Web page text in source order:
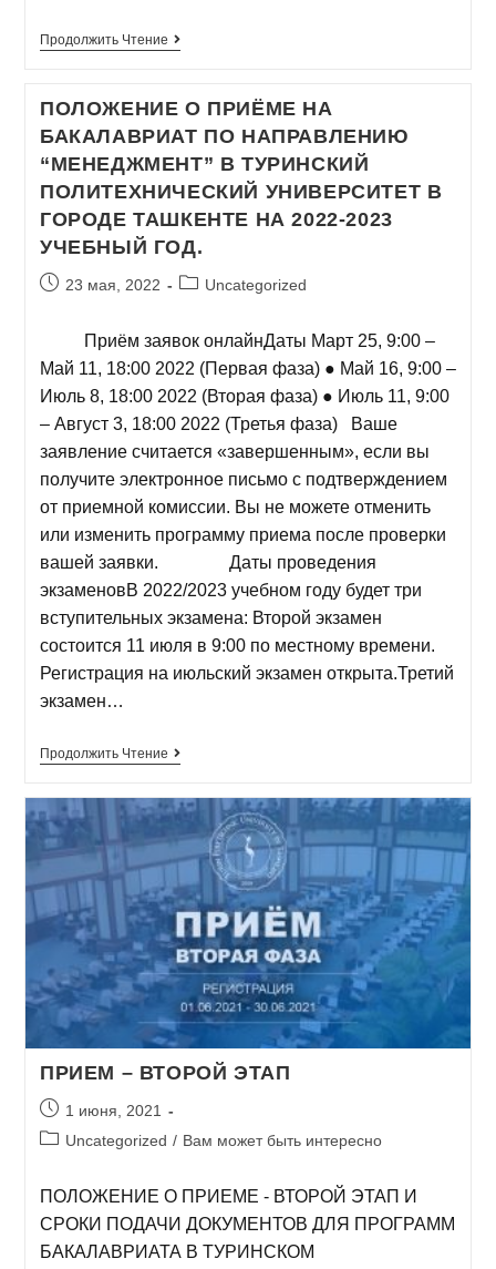
Продолжить Чтение
ПОЛОЖЕНИЕ О ПРИЁМЕ НА
БАКАЛАВРИАТ ПО НАПРАВЛЕНИЮ
“МЕНЕДЖМЕНТ” В ТУРИНСКИЙ
ПОЛИТЕХНИЧЕСКИЙ УНИВЕРСИТЕТ В
ГОРОДЕ ТАШКЕНТЕ НА 2022-2023
УЧЕБНЫЙ ГОД.
23 мая, 2022 Uncategorized
Приём заявок онлайнДаты Март 25, 9:00 –
Май 11, 18:00 2022 (Первая фаза) ● Май 16, 9:00 –
Июль 8, 18:00 2022 (Вторая фаза) ● Июль 11, 9:00
– Август 3, 18:00 2022 (Третья фаза) Ваше
заявление считается «завершенным», если вы
получите электронное письмо с подтверждением
от приемной комиссии. Вы не можете отменить
или изменить программу приема после проверки
вашей заявки. Даты проведения
экзаменовВ 2022/2023 учебном году будет три
вступительных экзамена: Второй экзамен
состоится 11 июля в 9:00 по местному времени.
Регистрация на июльский экзамен открыта.Третий
экзамен…
Продолжить Чтение
ПРИЕМ – ВТОРОЙ ЭТАП
1 июня, 2021
Uncategorized / Вам может быть интересно
ПОЛОЖЕНИЕ О ПРИЕМЕ - ВТОРОЙ ЭТАП И
СРОКИ ПОДАЧИ ДОКУМЕНТОВ ДЛЯ ПРОГРАММ
БАКАЛАВРИАТА В ТУРИНСКОМ